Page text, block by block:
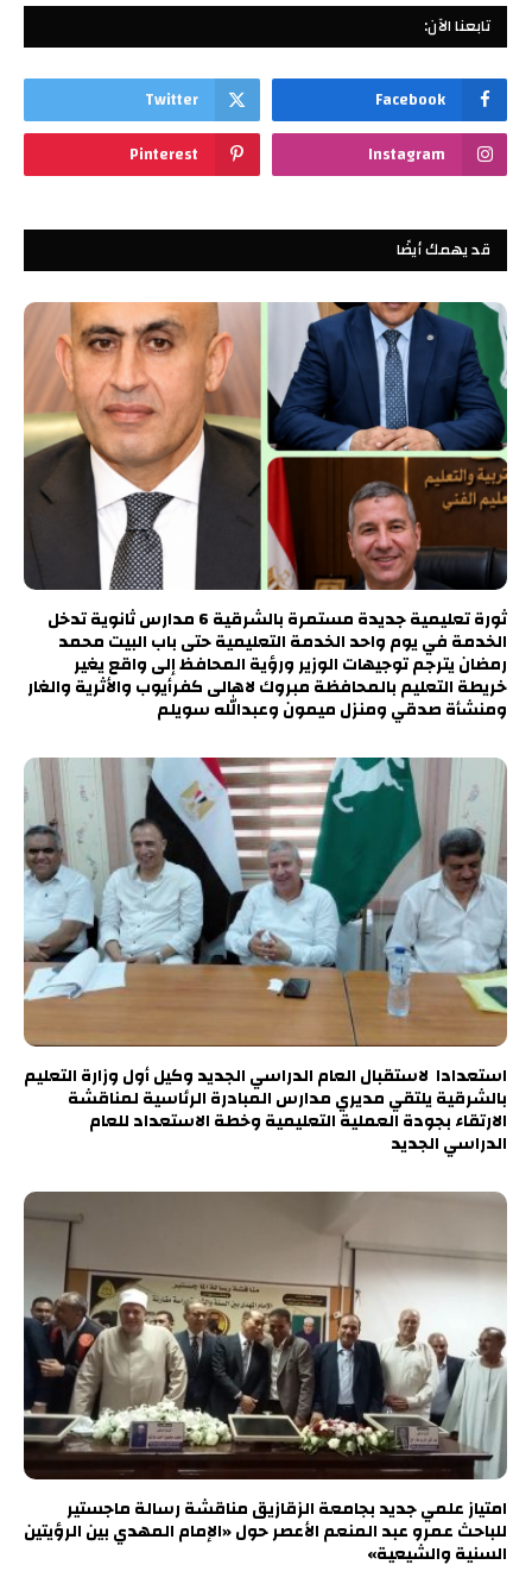
تابعنا الآن:
Facebook
Twitter
Instagram
Pinterest
قد يهمك أيضًا
ثورة تعليمية جديدة مستمرة بالشرقية 6 مدارس ثانوية تدخل
الخدمة في يوم واحد الخدمة التعليمية حتى باب البيت محمد
رمضان يترجم توجيهات الوزير ورؤية المحافظ إلى واقع يغير
خريطة التعليم بالمحافظة مبروك لاهالى كفرأيوب والأثرية والغار
ومنشأة صدقي ومنزل ميمون وعبدالله سويلم
استعدادا لاستقبال العام الدراسي الجديد وكيل أول وزارة التعليم
بالشرقية يلتقي مديري مدارس المبادرة الرئاسية لمناقشة
الارتقاء بجودة العملية التعليمية وخطة الاستعداد للعام
الدراسي الجديد
امتياز علمي جديد بجامعة الزقازيق مناقشة رسالة ماجستير
للباحث عمرو عبد المنعم الأعصر حول «الإمام المهدي بين الرؤيتين
السنية والشيعية»